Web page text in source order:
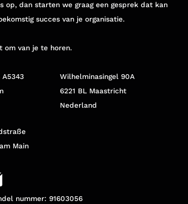
op, dan starten we graag een gesprek dat kan
succes van je organisatie.
om van je te horen.
A5343
Wilhelminasingel 90A
6221 BL Maastricht
Nederland
Main
nummer: 91603056